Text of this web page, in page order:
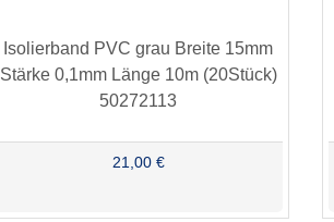
Isolierband PVC grau Breite 15mm
Stärke 0,1mm Länge 10m (20Stück)
50272113
21,00 €